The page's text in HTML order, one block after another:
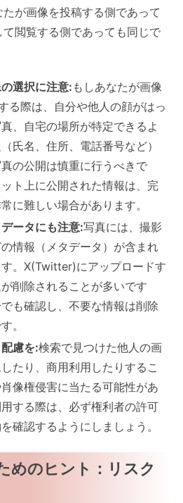
が画像を投稿する側であって
閲覧する側であっても同じで
選択に注意: もしあなたが画像
る際は、自分や他人の顔がはっ
、自宅の場所が特定できるよ
氏名、住所、電話番号など）
の公開は慎重に行うべきで
ト上に公開された情報は、完
に難しい場合があります。
ータにも注意:写真には、撮影
情報（メタデータ）が含まれ
。X(Twitter)にアップロードす
削除されることが多いです
も確認し、不要な情報は削除
。
慮を:検索で見つけた他人の画
たり、商用利用したりするこ
像権侵害に当たる可能性があ
する際は、必ず権利者の許可
確認するようにしましょう。
めのヒント：リスク